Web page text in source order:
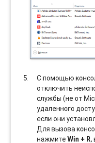
С помощью
отключить
службы (не от
удаленного
если они
Для вызова
нажмитеWin + R,